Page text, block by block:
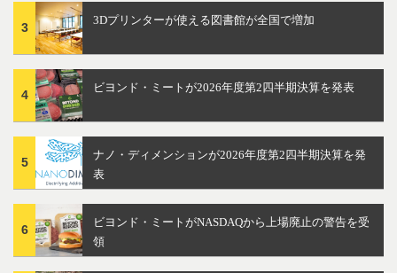
3
3Dプリンターが使える図書館が全国で増加
4
ビヨンド・ミートが2026年度第2四半期決算を発表
5
ナノ・ディメンションが2026年度第2四半期決算を発
表
6
ビヨンド・ミートがNASDAQから上場廃止の警告を受
領